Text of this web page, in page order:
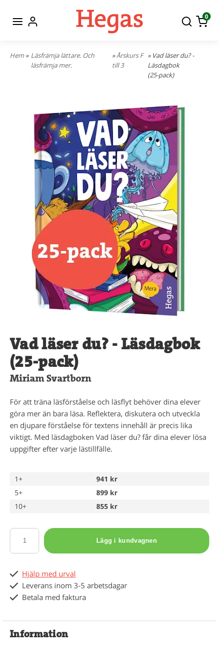
0
Hem» Läsfrämja lättare. Och
läsfrämja mer.
»Årskurs F
till 3
» Vad läser du? -
Läsdagbok
(25-pack)
Vad läser du? - Läsdagbok
(25-pack)
Miriam Svartborn
För att träna läsförståelse och läsflyt behöver dina elever
göra mer än bara läsa. Reflektera, diskutera och utveckla
en djupare förståelse för textens innehåll är precis lika
viktigt. Med läsdagboken Vad läser du? får dina elever lösa
uppgifter efter varje lästillfälle.
1+
941 kr
5+
899 kr
10+
855 kr
Lägg i kundvagnen
Hjälp med urval
Leverans inom 3-5 arbetsdagar
Betala med faktura
Information